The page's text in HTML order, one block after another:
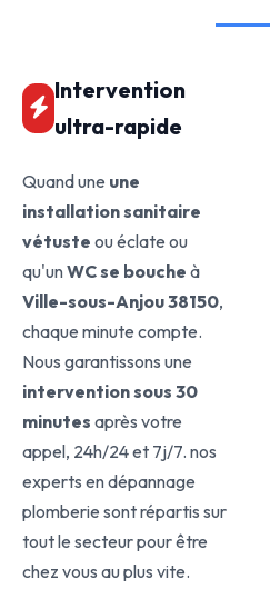
Intervention
ultra-rapide
Quand une une
installation sanitaire
vétuste ou éclate ou
qu'unWC se bouche à
Ville-sous-Anjou 38150,
chaque minute compte.
Nous garantissons une
intervention sous 30
minutes après votre
appel, 24h/24 et 7j/7. nos
experts en dépannage
plomberie sont répartis sur
tout le secteur pour être
chez vous au plus vite.